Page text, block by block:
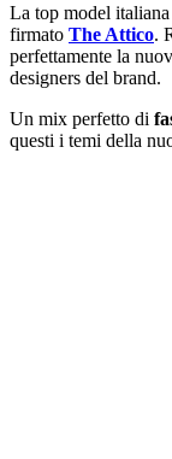
La top model
firmato The Attico.
perfettamente la
designers del brand.
Un mix perfetto di
questi i temi della